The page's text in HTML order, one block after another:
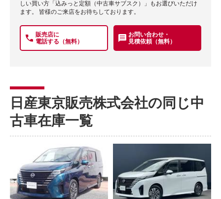
しい買い方「込みっと定額（中古車サブスク）」もお選びいただけ
ます。 皆様のご来店をお待ちしております。
販売店に
電話する（無料）
お問い合わせ・
見積依頼（無料）
日産東京販売株式会社の同じ中
古車在庫一覧